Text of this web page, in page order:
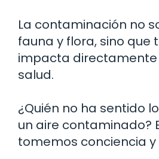
La contaminación no
fauna y flora, sino que
impacta directamente
salud.
¿Quién no ha sentido
un aire contaminado?
tomemos conciencia